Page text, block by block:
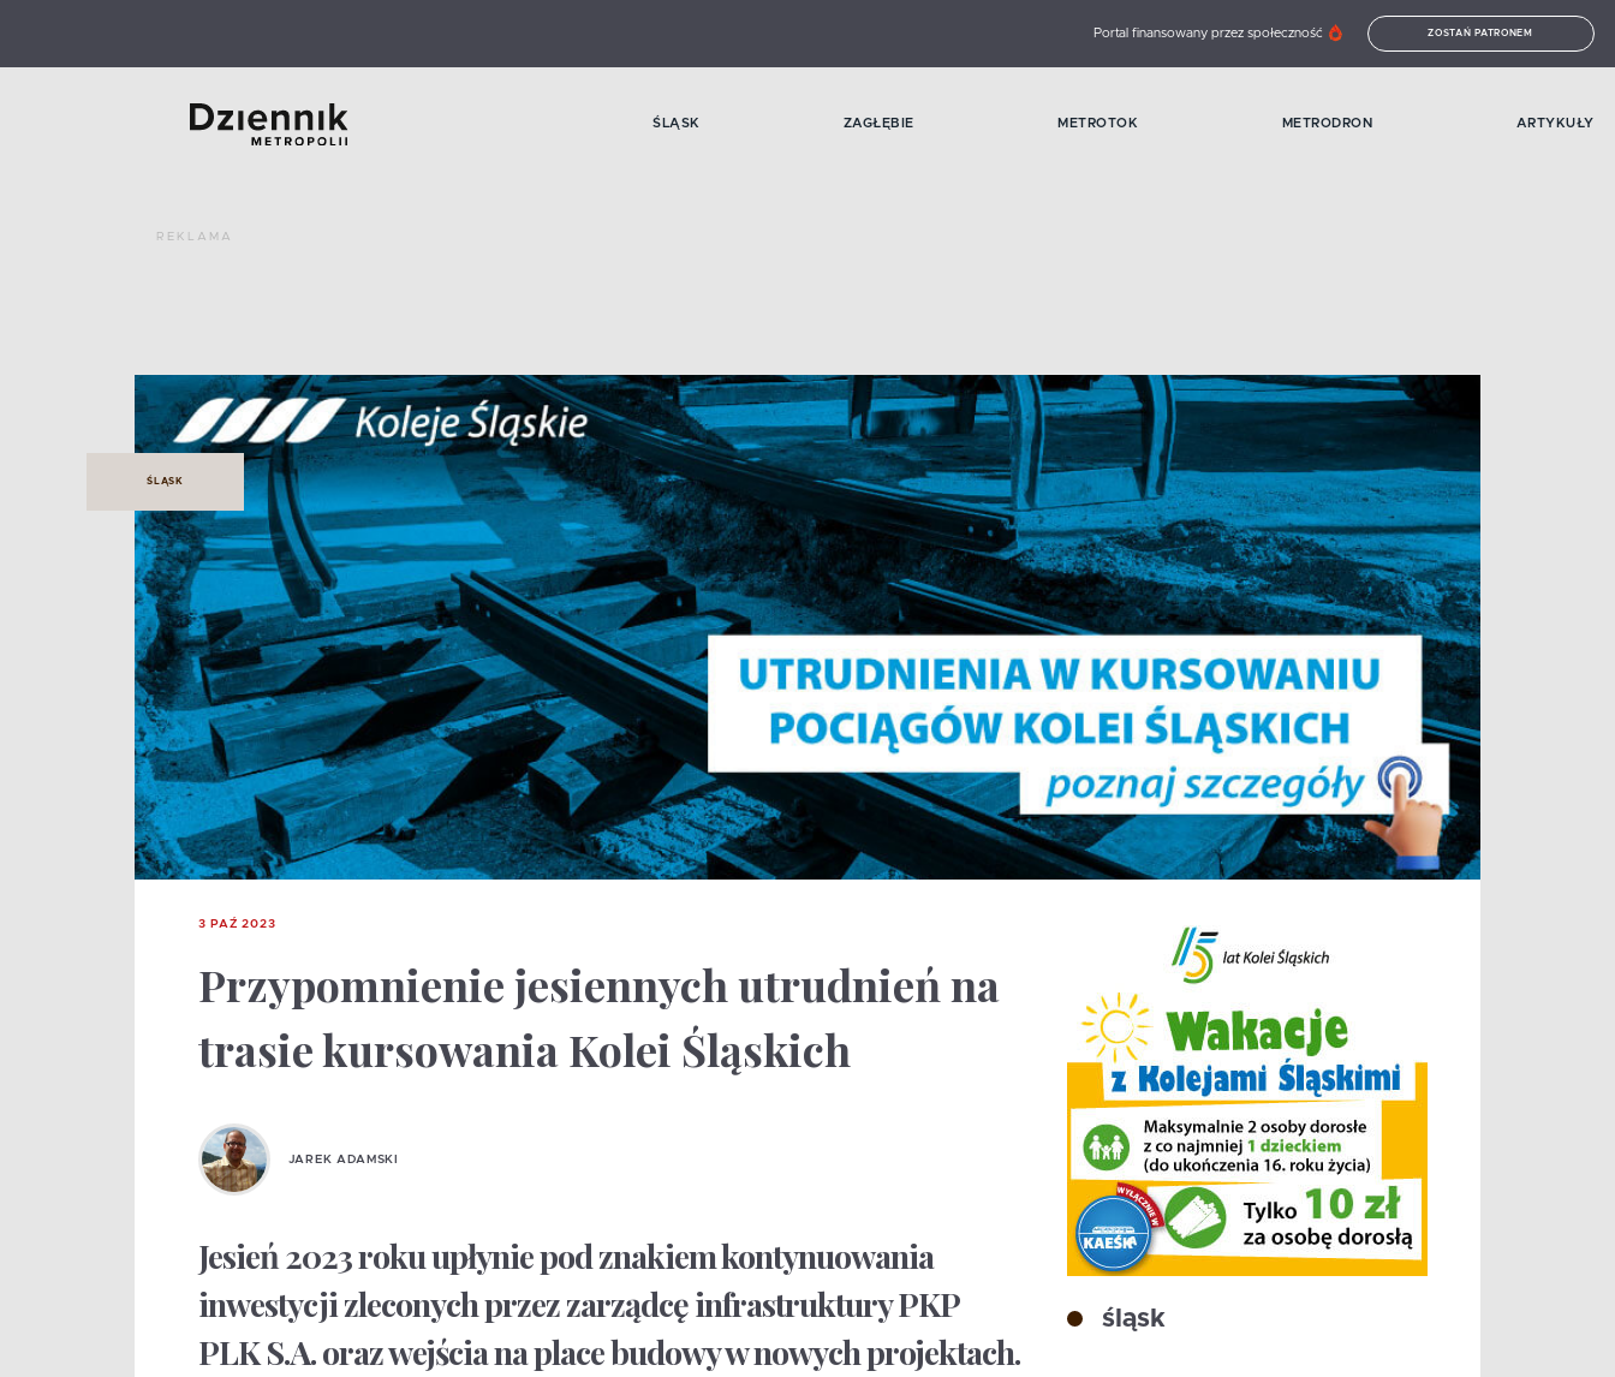
Portal finansowany przez społeczność ZOSTAŃ PATRONEM
ŚLĄSK ZAGŁĘBIE METROTOK METRODRON ARTYKUŁY
REKLAMA
ŚLĄSK
3 PAŹ 2023
Przypomnienie jesiennych utrudnień na
trasie kursowania Kolei Śląskich
JAREK ADAMSKI
Jesień 2023 roku upłynie pod znakiem kontynuowania
inwestycji zleconych przez zarządcę infrastruktury PKP
PLK S.A. oraz wejścia na place budowy w nowych projektach.
śląsk